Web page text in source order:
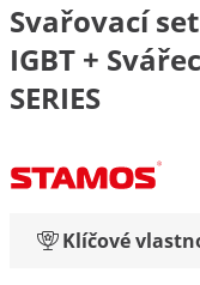
Svařovací
IGBT +
SERIES
Klíčové